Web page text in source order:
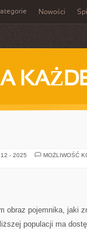
Nowości
- 2025
MOŻLIWOŚĆ
obraz pojemnika, jaki
populacji ma